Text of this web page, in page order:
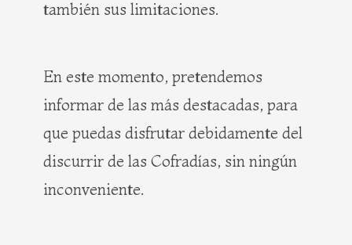
también sus limitaciones.
En este momento, pretendemos
informar de las más destacadas, para
que puedas disfrutar debidamente del
discurrir de las Cofradías, sin ningún
inconveniente.